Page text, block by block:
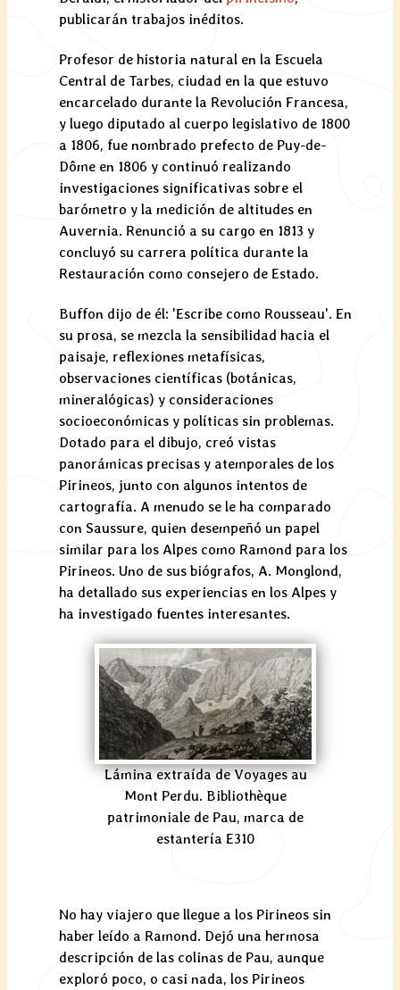
publicarán trabajos inéditos.
Profesor de historia natural en la Escuela
Central de Tarbes, ciudad en la que estuvo
encarcelado durante la Revolución Francesa,
y luego diputado al cuerpo legislativo de 1800
a 1806, fue nombrado prefecto de Puy-de-
Dôme en 1806 y continuó realizando
investigaciones significativas sobre el
barómetro y la medición de altitudes en
Auvernia. Renunció a su cargo en 1813 y
concluyó su carrera política durante la
Restauración como consejero de Estado.
Buffon dijo de él: 'Escribe como Rousseau'. En
su prosa, se mezcla la sensibilidad hacia el
paisaje, reflexiones metafísicas,
observaciones científicas (botánicas,
mineralógicas) y consideraciones
socioeconómicas y políticas sin problemas.
Dotado para el dibujo, creó vistas
panorámicas precisas y atemporales de los
Pirineos, junto con algunos intentos de
cartografía. A menudo se le ha comparado
con Saussure, quien desempeñó un papel
similar para los Alpes como Ramond para los
Pirineos. Uno de sus biógrafos, A. Monglond,
ha detallado sus experiencias en los Alpes y
ha investigado fuentes interesantes.
Lámina extraída de Voyages au
Mont Perdu. Bibliothèque
patrimoniale de Pau, marca de
estantería E310
No hay viajero que llegue a los Pirineos sin
haber leído a Ramond. Dejó una hermosa
descripción de las colinas de Pau, aunque
exploró poco, o casi nada, los Pirineos